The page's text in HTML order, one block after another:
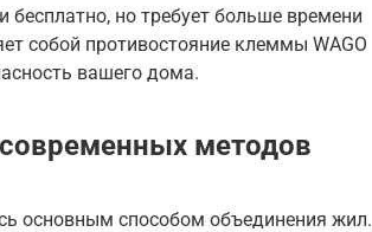
бесплатно, но требует больше времени
собой противостояние клеммы WAGO
вашего дома.
методов
основным способом объединения жил.